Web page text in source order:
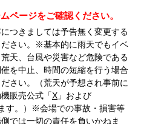
ページをご確認ください。
つきましては予告無く変更する
さい。※基本的に雨天でもイベ
天、台風や災害など危険である
を中止、時間の短縮を行う場合
さい。（荒天が予想され事前に
販売公式「X 」および
す。）※会場での事故・損害等
では一切の責任を負いかねま